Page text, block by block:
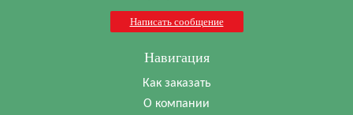
Написать сообщение
Навигация
Как заказать
О компании